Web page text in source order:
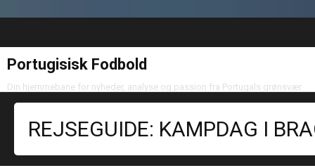
Portugisisk Fodbold
Din hjemmebane for nyheder, analyse og passion fra Portugals grønsvær
REJSEGUIDE: KAMPDAG I